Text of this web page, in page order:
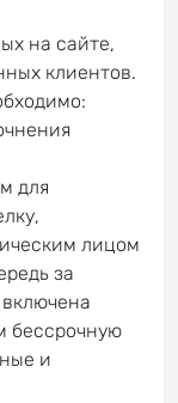
на сайте,
клиентов.
для
лицом
за
бессрочную
и